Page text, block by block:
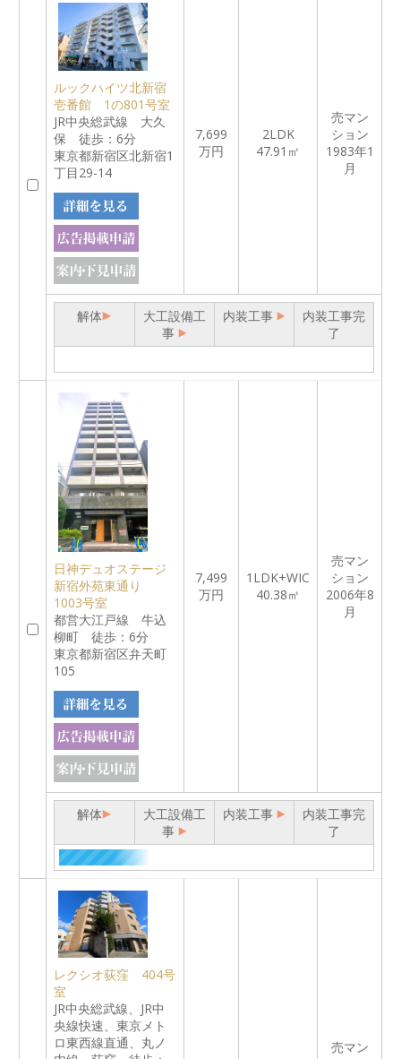
ルックハイツ北新宿
壱番館 1の801号室
JR中央総武線 大久
保 徒歩：6分
東京都新宿区北新宿1
丁目29-14
7,699
万円
2LDK
47.91㎡
売マン
ション
1983年1
月
解体
大工設備工
事
内装工事
内装工事完
了
日神デュオステージ
新宿外苑東通り
1003号室
都営大江戸線 牛込
柳町 徒歩：6分
東京都新宿区弁天町
105
7,499
万円
1LDK+WIC
40.38㎡
売マン
ション
2006年8
月
解体
大工設備工
事
内装工事
内装工事完
了
レクシオ荻窪 404号
室
JR中央総武線、JR中
央線快速、東京メト
ロ東西線直通、丸ノ
売マン